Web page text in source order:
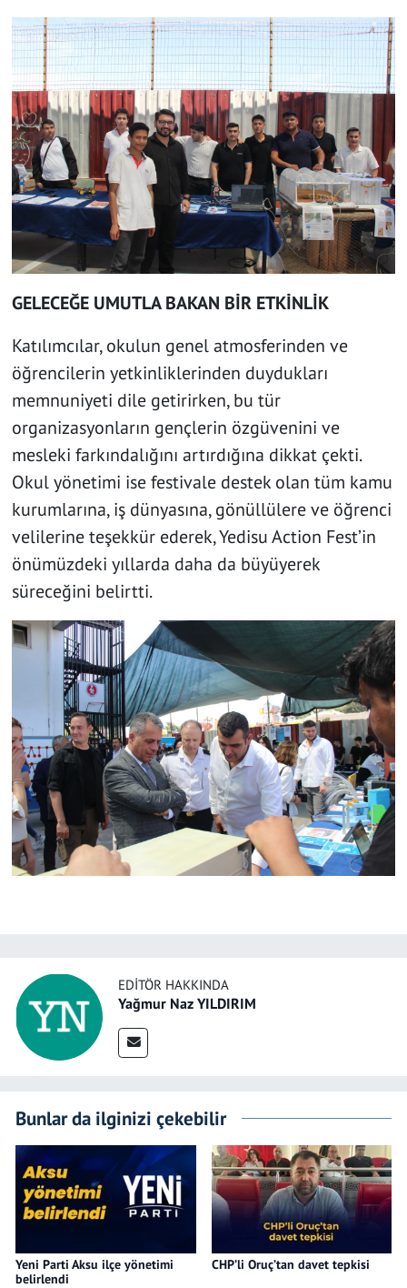
GELECEĞE UMUTLA BAKAN BİR ETKİNLİK
Katılımcılar, okulun genel atmosferinden ve
öğrencilerin yetkinliklerinden duydukları
memnuniyeti dile getirirken, bu tür
organizasyonların gençlerin özgüvenini ve
mesleki farkındalığını artırdığına dikkat çekti.
Okul yönetimi ise festivale destek olan tüm kamu
kurumlarına, iş dünyasına, gönüllülere ve öğrenci
velilerine teşekkür ederek, Yedisu Action Fest’in
önümüzdeki yıllarda daha da büyüyerek
süreceğini belirtti.
EDITÖR HAKKINDA
Yağmur Naz YILDIRIM
Bunlar da ilginizi çekebilir
Yeni Parti Aksu ilçe yönetimi
belirlendi
CHP’li Oruç’tan davet tepkisi